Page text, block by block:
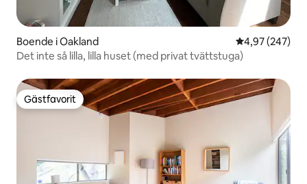
Boende i Oakland 4,97 av 5 i
4,97 (247)
Det inte så lilla, lilla huset (med privat tvättstuga)
Gästfavorit
Gästfavorit